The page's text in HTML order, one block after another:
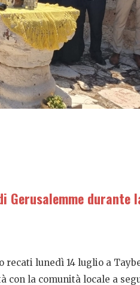
Gerusalemme
lunedì 14 luglio a
la comunità locale a